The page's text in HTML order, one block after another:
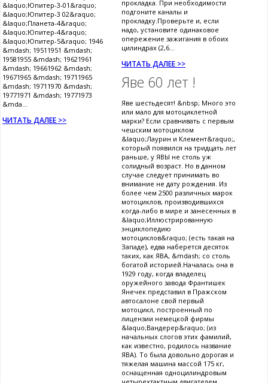
&laquo;Юпитер-3-01&raquo;
&laquo;Юпитер-3 02&raquo;
&laquo;Планета-4&raquo;
&laquo;Юпитер-4&raquo;
&laquo;Юпитер-5&raquo; 1946
&mdash; 19511951 &mdash;
19581955 &mdash; 19621961
&mdash; 19661962 &mdash;
19671965 &mdash; 19711965
&mdash; 19711970 &mdash;
19771971 &mdash; 19771973
&mda...
ЧИТАТЬ ДАЛЕЕ >>
прокладка. При необходимости
подгоните каналы и
прокладку.Проверьте и, если
надо, установите одинаковое
опережение зажигания в обоих
цилиндрах (2,6...
ЧИТАТЬ ДАЛЕЕ >>
Яве 60 лет !
Яве шестьдесят! &nbsp; Много это
или мало для мотоциклетной
марки? Если сравнивать с первым
чешским мотоциклом
&laquo;Лаурин и Клемент&raquo;,
который появился на тридцать лет
раньше, у ЯВЫ не столь уж
солидный возраст. Но в данном
случае следует принимать во
внимание не дату рождения. Из
более чем 2500 различных марок
мотоциклов, производившихся
когда-либо в мире и занесенных в
&laquo;Иллюстрированную
энциклопедию
мотоциклов&raquo; (есть такая на
Западе), едва наберется десяток
таких, как ЯВА, &mdash; со столь
богатой историей.Началась она в
1929 году, когда владелец
оружейного завода Франтишек
Янечек представил в Пражском
автосалоне свой первый
мотоцикл, построенный по
лицензии немецкой фирмы
&laquo;Вандерер&raquo; (из
начальных слогов этих фамилий,
как известно, родилось название
ЯВА). То была довольно дорогая и
тяжелая машина массой 175 кг,
оснащенная одноцилиндровым